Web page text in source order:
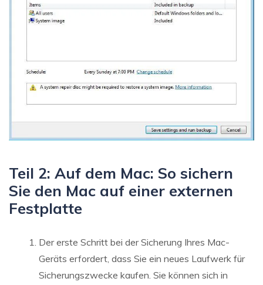
Teil 2: Auf dem Mac: So sichern
Sie den Mac auf einer externen
Festplatte
Der erste Schritt bei der Sicherung Ihres Mac-
Geräts erfordert, dass Sie ein neues Laufwerk für
Sicherungszwecke kaufen. Sie können sich in